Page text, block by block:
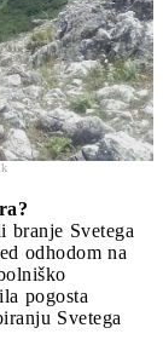
branje Svetega
odhodom na
pogosta
Svetega